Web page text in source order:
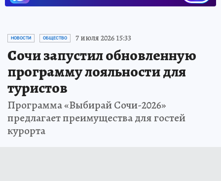
НОВОСТИ ОБЩЕСТВО 7 июля 2026 15:33
Сочи запустил обновленную
программу лояльности для
туристов
Программа «Выбирай Сочи-2026»
предлагает преимущества для гостей
курорта